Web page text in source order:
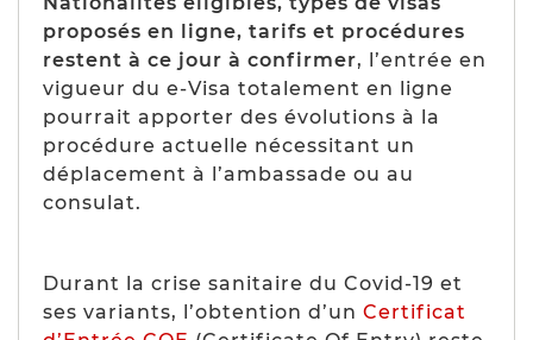
proposés en ligne, tarifs et procédures
restent à ce jour à confirmer, l’entrée en
vigueur du e-Visa totalement en ligne
pourrait apporter des évolutions à la
procédure actuelle nécessitant un
déplacement à l’ambassade ou au
consulat.
Durant la crise sanitaire du Covid-19 et
ses variants, l’obtention d’un Certificat